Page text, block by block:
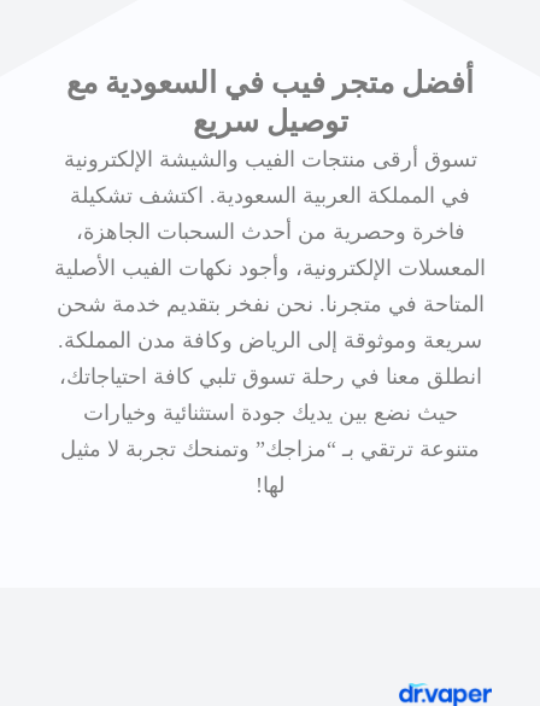
أفضل متجر فيب في السعودية مع
توصيل سريع
تسوق أرقى منتجات الفيب والشيشة الإلكترونية
في المملكة العربية السعودية. اكتشف تشكيلة
فاخرة وحصرية من أحدث السحبات الجاهزة،
المعسلات الإلكترونية، وأجود نكهات الفيب الأصلية
المتاحة في متجرنا. نحن نفخر بتقديم خدمة شحن
سريعة وموثوقة إلى الرياض وكافة مدن المملكة.
انطلق معنا في رحلة تسوق تلبي كافة احتياجاتك،
حيث نضع بين يديك جودة استثنائية وخيارات
متنوعة ترتقي بـ “مزاجك” وتمنحك تجربة لا مثيل
لها!